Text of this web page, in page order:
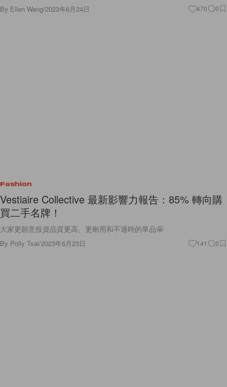
By Ellen Wang/2023年6月24日 470 0
Fashion
Vestiaire Collective 最新影響力報告：85% 轉向購
買二手名牌！
大家更願意投資品質更高、更耐用和不過時的單品🤩
By Polly Tsai/2023年6月23日 141 0